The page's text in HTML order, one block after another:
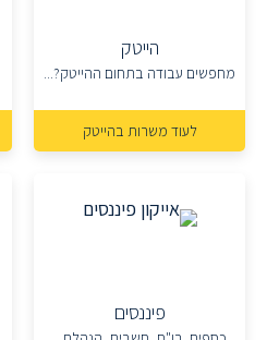
הייטק
מחפשים עבודה בתחום ההייטק?...
לעוד משרות בהייטק
פיננסים